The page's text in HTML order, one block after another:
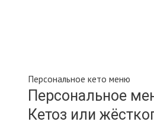
Персональное кето меню
Персональное
Кетоз или